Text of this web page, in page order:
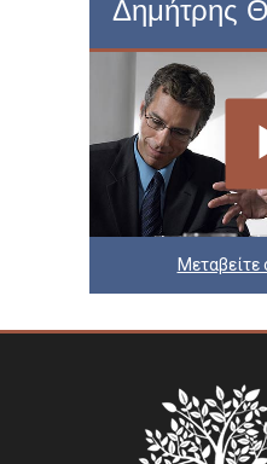
Δημήτρης
Μεταβείτε